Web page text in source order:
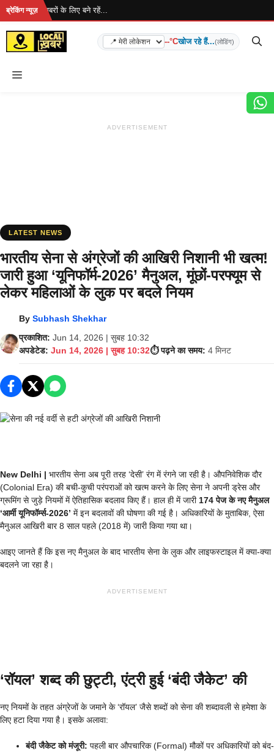
Skip
content
ब्रेकिंग न्यूज़
है... ताज़ा खबरों के लिए बने रहें...
--°Cखोज रहे हैं...(लोडिंग)
Menu
ADVERTISEMENT
LATEST NEWS
भारतीय सेना से अंग्रेजों की आखिरी निशानी भी खत्म!
जारी हुआ ‘यूनिफॉर्म-2026’ मैनुअल, मूंछों-परफ्यूम से
लेकर महिलाओं के लुक पर बदले नियम
BySubhash Shekhar
प्रकाशित: Jun 14, 2026 | सुबह 10:32
अपडेटेड: Jun 14, 2026 | सुबह 10:32⏱️ पढ़ने का समय: 4 मिनट
New Delhi | भारतीय सेना अब पूरी तरह ‘देसी’ रंग में रंगने जा रही है। औपनिवेशिक दौर
(Colonial Era) की बची-कुची परंपराओं को खत्म करने के लिए सेना ने अपनी ड्रेस और
ग्रूमिंग से जुड़े नियमों में ऐतिहासिक बदलाव किए हैं। हाल ही में जारी 174 पेज के नए मैनुअल
‘आर्मी यूनिफॉर्म्स-2026’ में इन बदलावों की घोषणा की गई है। अधिकारियों के मुताबिक, ऐसा
मैनुअल आखिरी बार 8 साल पहले (2018 में) जारी किया गया था।
आइए जानते हैं कि इस नए मैनुअल के बाद भारतीय सेना के लुक और लाइफस्टाइल में क्या-क्या
बदलने जा रहा है।
ADVERTISEMENT
‘रॉयल’ शब्द की छुट्टी, एंट्री हुई ‘बंदी जैकेट’ की
नए नियमों के तहत अंग्रेजों के जमाने के ‘रॉयल’ जैसे शब्दों को सेना की शब्दावली से हमेशा के
लिए हटा दिया गया है। इसके अलावा:
बंदी जैकेट को मंजूरी: पहली बार औपचारिक (Formal) मौकों पर अधिकारियों को बंद-